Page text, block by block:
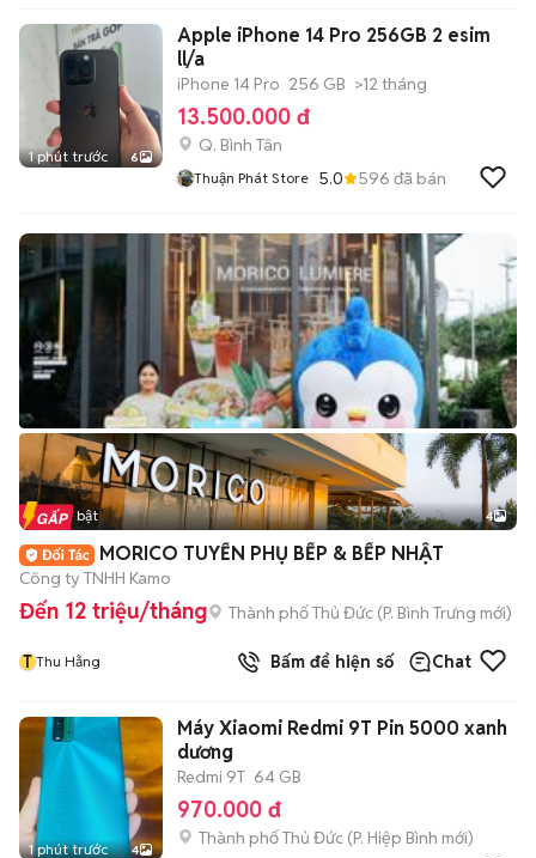
1 phút trước 6
Apple iPhone 14 Pro 256GB 2 esim
ll/a
iPhone 14 Pro 256 GB >12 tháng
13.500.000 đ
Q. Bình Tân
Thuận Phát Store 5.0 596 đã bán
Tin nổi bật 4
MORICO TUYỂN PHỤ BẾP & BẾP NHẬT
Công ty TNHH Kamo
Đến 12 triệu/tháng Thành phố Thủ Đức (P. Bình Trưng mới)
T Thu Hằng Bấm để hiện số Chat
1 phút trước 4
Máy Xiaomi Redmi 9T Pin 5000 xanh
dương
Redmi 9T 64 GB
970.000 đ
Thành phố Thủ Đức (P. Hiệp Bình mới)